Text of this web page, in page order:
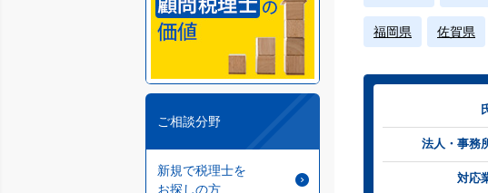
ご相談分野
新規で税理士を
お探しの方
福岡県 佐賀県
法人・事務
対応